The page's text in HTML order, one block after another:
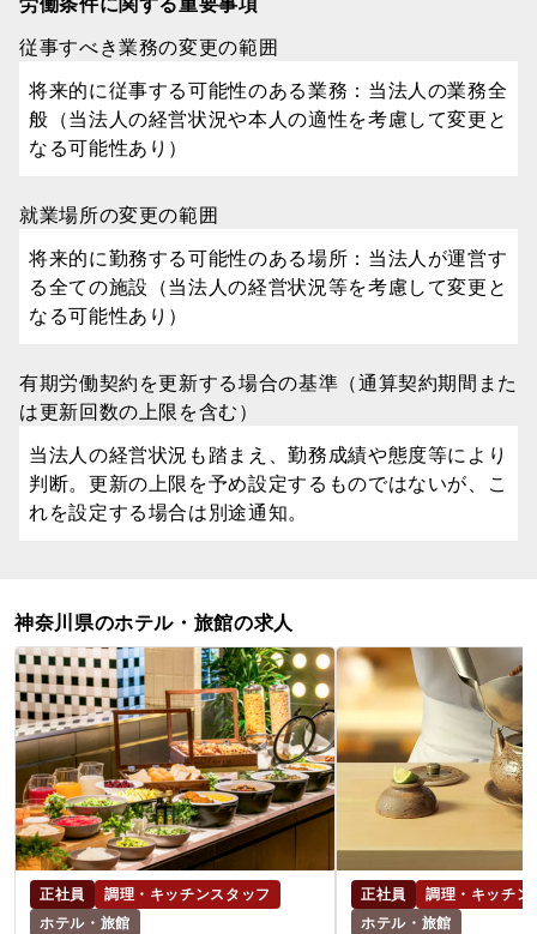
従事すべき業務の変更の範囲
将来的に従事する可能性のある業務：当法人の業務全
般（当法人の経営状況や本人の適性を考慮して変更と
なる可能性あり）
就業場所の変更の範囲
将来的に勤務する可能性のある場所：当法人が運営す
る全ての施設（当法人の経営状況等を考慮して変更と
なる可能性あり）
有期労働契約を更新する場合の基準（通算契約期間また
は更新回数の上限を含む）
当法人の経営状況も踏まえ、勤務成績や態度等により
判断。更新の上限を予め設定するものではないが、こ
れを設定する場合は別途通知。
神奈川県のホテル・旅館の求人
正社員
調理・キッチンスタッフ
ホテル・旅館
正社員
調理・キッチン
ホテル・旅館